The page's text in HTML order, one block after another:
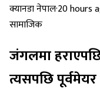
क्यानडा नेपाल·20 hours
सामाजिक
जंगलमा
त्यसपछि